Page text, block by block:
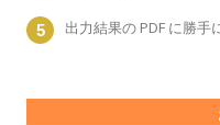
出力結果の PDF に勝